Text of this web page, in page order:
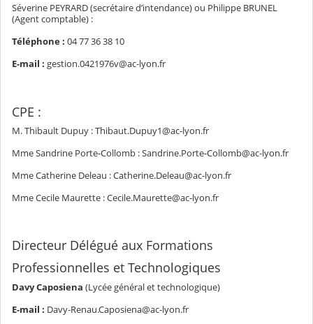
Séverine PEYRARD (secrétaire d’intendance) ou Philippe BRUNEL
(Agent comptable) :
Téléphone : 04 77 36 38 10
E-mail : gestion.0421976v@ac-lyon.fr
CPE :
M. Thibault Dupuy : Thibaut.Dupuy1@ac-lyon.fr
Mme Sandrine Porte-Collomb : Sandrine.Porte-Collomb@ac-lyon.fr
Mme Catherine Deleau : Catherine.Deleau@ac-lyon.fr
Mme Cecile Maurette : Cecile.Maurette@ac-lyon.fr
Directeur Délégué aux Formations
Professionnelles et Technologiques
Davy Caposiena (Lycée général et technologique)
E-mail : Davy-Renau.Caposiena@ac-lyon.fr